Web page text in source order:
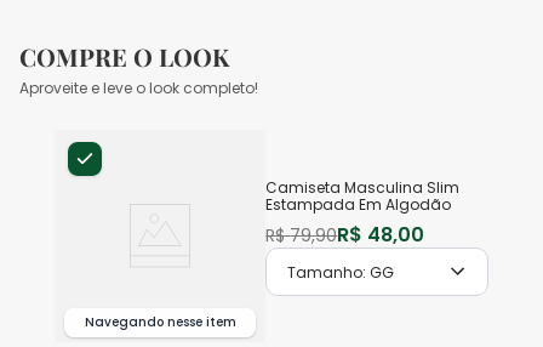
COMPRE O LOOK
Aproveite e leve o look completo!
Navegando nesse item
Camiseta Masculina Slim
Estampada Em Algodão
R$ 79,90R$ 48,00
Tamanho:GG